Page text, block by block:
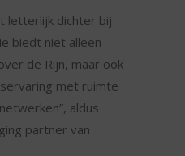
letterlijk dichter bij
biedt niet alleen
de Rijn, maar ook
met ruimte
aldus
partner van